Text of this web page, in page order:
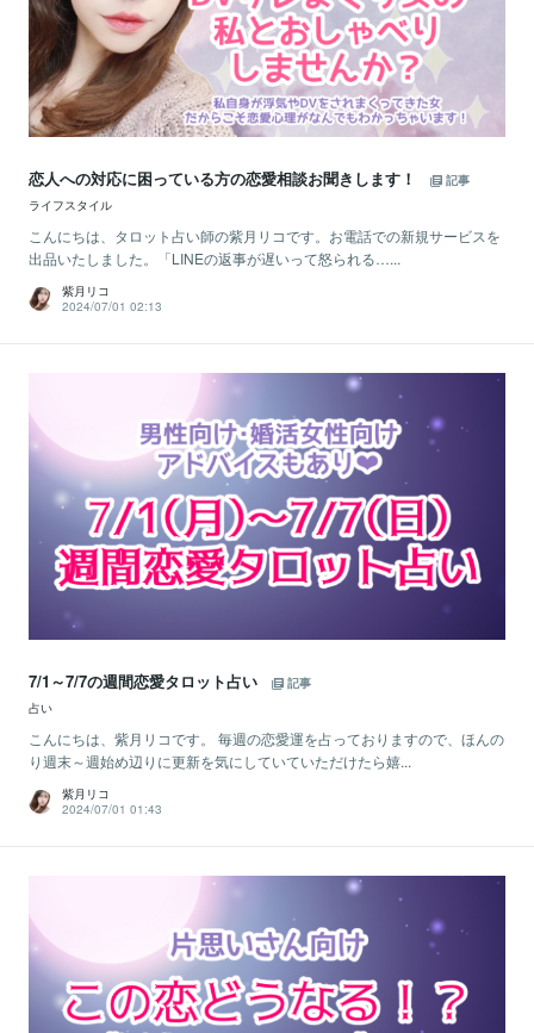
恋人への対応に困っている方の恋愛相談お聞きします！
記事
ライフスタイル
こんにちは、タロット占い師の紫月リコです。お電話での新規サービスを
出品いたしました。「LINEの返事が遅いって怒られる…...
紫月リコ
2024/07/01 02:13
7/1～7/7の週間恋愛タロット占い
記事
占い
こんにちは、紫月リコです。 毎週の恋愛運を占っておりますので、ほんの
り週末～週始め辺りに更新を気にしていていただけたら嬉...
紫月リコ
2024/07/01 01:43